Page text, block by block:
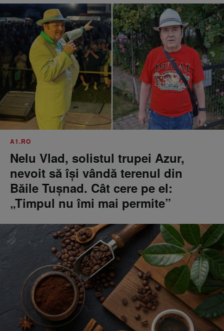
A1.RO
Nelu Vlad, solistul trupei Azur,
nevoit să își vândă terenul din
Băile Tușnad. Cât cere pe el:
„Timpul nu îmi mai permite”